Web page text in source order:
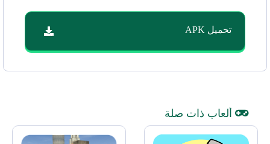
تحميل APK
ألعاب ذات صلة